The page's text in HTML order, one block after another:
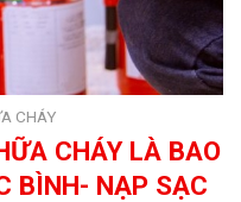
CHÁY
CHÁY LÀ BAO
BÌNH- NẠP SẠC